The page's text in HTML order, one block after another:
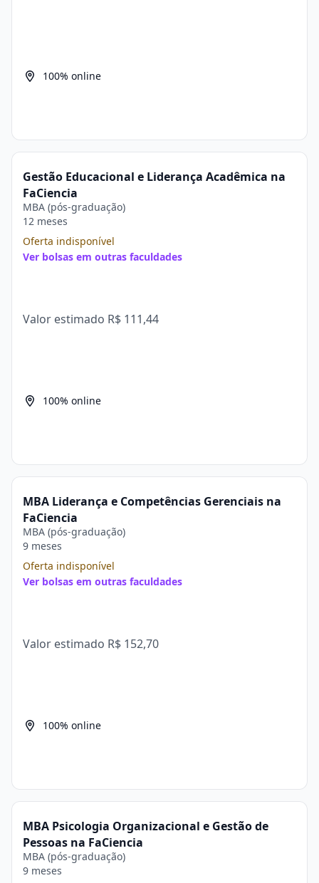
100% online
Gestão Educacional e Liderança Acadêmica na
FaCiencia
MBA (pós-graduação)
12 meses
Oferta indisponível
Ver bolsas em outras faculdades
Valor estimado R$ 111,44
100% online
MBA Liderança e Competências Gerenciais na
FaCiencia
MBA (pós-graduação)
9 meses
Oferta indisponível
Ver bolsas em outras faculdades
Valor estimado R$ 152,70
100% online
MBA Psicologia Organizacional e Gestão de
Pessoas na FaCiencia
MBA (pós-graduação)
9 meses